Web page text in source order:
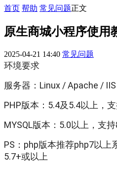
首页 帮助 常见问题正文
原生商城小程序使用
2025-04-21 14:40 常见问题
环境要求
服务器：Linux / Apache / IIS
PHP版本：5.4及5.4以上，
MYSQL版本：5.0以上，支
PS：php版本推荐php7以上
5.7+或以上